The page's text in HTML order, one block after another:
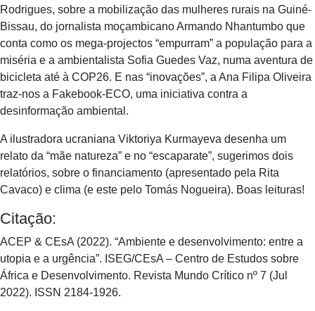
Rodrigues, sobre a mobilização das mulheres rurais na Guiné-
Bissau, do jornalista moçambicano Armando Nhantumbo que
conta como os mega-projectos “empurram” a população para a
miséria e a ambientalista Sofia Guedes Vaz, numa aventura de
bicicleta até à COP26. E nas “inovações”, a Ana Filipa Oliveira
traz-nos a Fakebook-ECO, uma iniciativa contra a
desinformação ambiental.
A ilustradora ucraniana Viktoriya Kurmayeva desenha um
relato da “mãe natureza” e no “escaparate”, sugerimos dois
relatórios, sobre o financiamento (apresentado pela Rita
Cavaco) e clima (e este pelo Tomás Nogueira). Boas leituras!
Citação:
ACEP & CEsA (2022). “Ambiente e desenvolvimento: entre a
utopia e a urgência”. ISEG/CEsA – Centro de Estudos sobre
África e Desenvolvimento. Revista Mundo Crítico nº 7 (Jul
2022). ISSN 2184-1926.